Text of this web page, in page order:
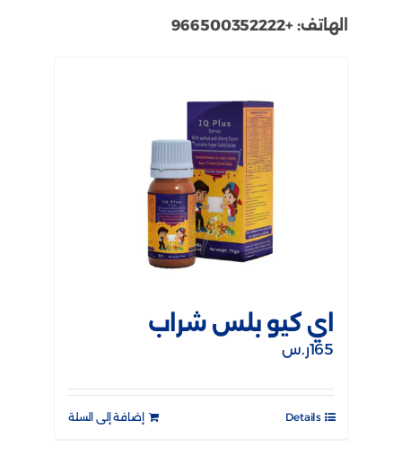
الهاتف:+966500352222
اي كيو بلس شراب
165ر.س
إضافة إلى السلة Details